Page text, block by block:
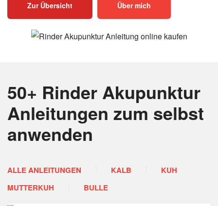
Zur Übersicht Über mich
50+ Rinder Akupunktur
Anleitungen zum selbst
anwenden
ALLE ANLEITUNGEN KALB
KUH
MUTTERKUH
BULLE